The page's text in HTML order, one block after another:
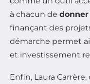
à chacun de
finançant des
démarche permet
et investissement
Enfin, Laura